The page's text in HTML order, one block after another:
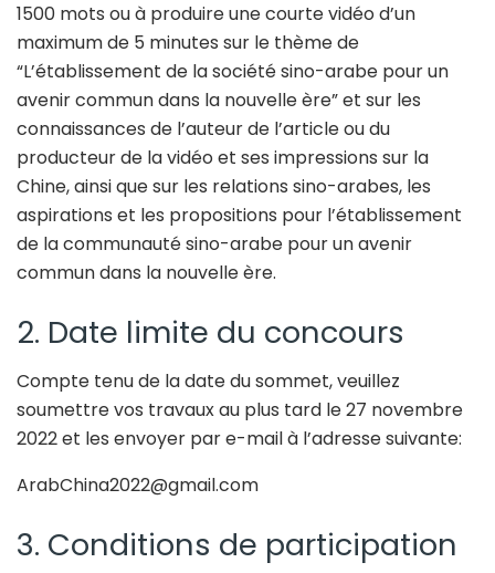
1500 mots ou à produire une courte vidéo d’un
maximum de 5 minutes sur le thème de
“L’établissement de la société sino-arabe pour un
avenir commun dans la nouvelle ère” et sur les
connaissances de l’auteur de l’article ou du
producteur de la vidéo et ses impressions sur la
Chine, ainsi que sur les relations sino-arabes, les
aspirations et les propositions pour l’établissement
de la communauté sino-arabe pour un avenir
commun dans la nouvelle ère.
2. Date limite du concours
Compte tenu de la date du sommet, veuillez
soumettre vos travaux au plus tard le 27 novembre
2022 et les envoyer par e-mail à l’adresse suivante:
ArabChina2022@gmail.com
3. Conditions de participation